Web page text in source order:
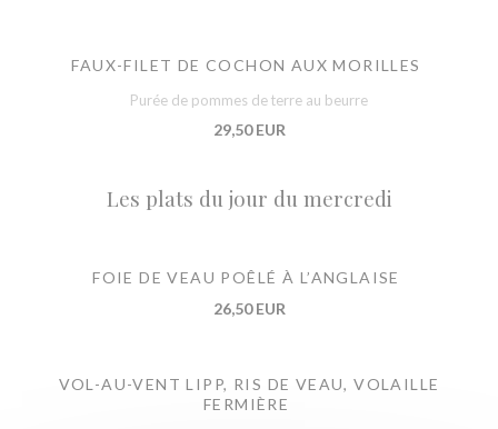
FAUX-FILET DE COCHON AUX MORILLES
Purée de pommes de terre au beurre
29,50 EUR
Les plats du jour du mercredi
FOIE DE VEAU POÊLÉ À L’ANGLAISE
26,50 EUR
VOL-AU-VENT LIPP, RIS DE VEAU, VOLAILLE
FERMIÈRE